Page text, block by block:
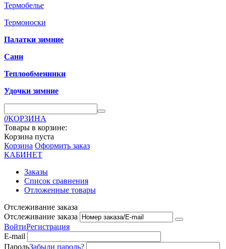
Термобелье
Термоноски
Палатки зимние
Сани
Теплообменники
Удочки зимние
0КОРЗИНА
Товары в корзине:
Корзина пуста
Корзина Оформить заказ
КАБИНЕТ
Заказы
Список сравнения
Отложенные товары
Отслеживание заказа
Отслеживание заказа
ВойтиРегистрация
E-mail
ПарольЗабыли пароль?